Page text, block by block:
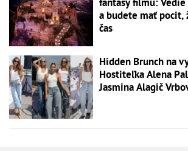
a budete mať pocit,
čas
Hidden Brunch na
Hostiteľka Alena
Jasmina Alagič